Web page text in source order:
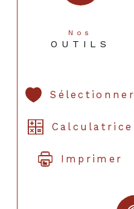
Nos
OUTILS
Sélectionner
Calculatrice
Imprimer